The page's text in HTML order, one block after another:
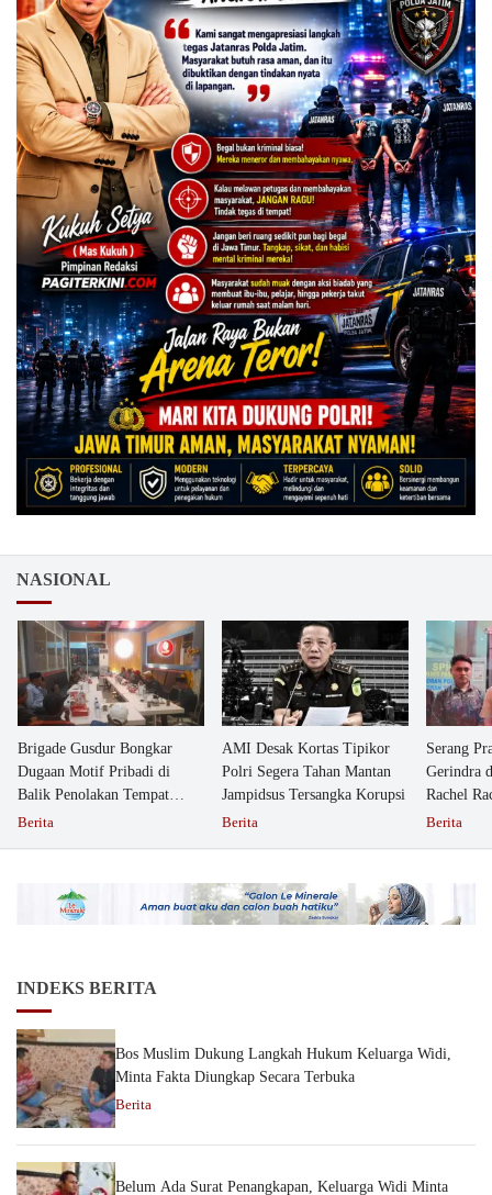
NASIONAL
Brigade Gusdur Bongkar
Dugaan Motif Pribadi di
Balik Penolakan Tempat
Ibadah GKJW Bangil
Berita
AMI Desak Kortas Tipikor
Polri Segera Tahan Mantan
Jampidsus Tersangka Korupsi
Berita
Serang
Gerindra
Rachel
Berita
INDEKS BERITA
Bos Muslim Dukung Langkah Hukum Keluarga Widi,
Minta Fakta Diungkap Secara Terbuka
Berita
Belum Ada Surat Penangkapan, Keluarga Widi Minta